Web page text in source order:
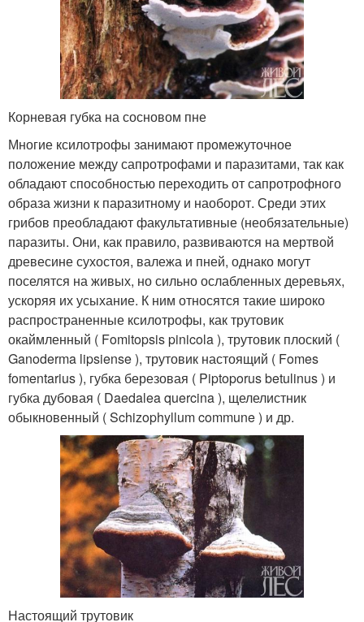
Корневая губка на сосновом пне
Многие ксилотрофы занимают промежуточное
положение между сапротрофами и паразитами, так как
обладают способностью переходить от сапротрофного
образа жизни к паразитному и наоборот. Среди этих
грибов преобладают факультативные (необязательные)
паразиты. Они, как правило, развиваются на мертвой
древесине сухостоя, валежа и пней, однако могут
поселятся на живых, но сильно ослабленных деревьях,
ускоряя их усыхание. К ним относятся такие широко
распространенные ксилотрофы, как трутовик
окаймленный ( Fomitopsis pinicola ), трутовик плоский (
Ganoderma lipsiense ), трутовик настоящий ( Fomes
fomentarius ), губка березовая ( Piptoporus betulinus ) и
губка дубовая ( Daedalea quercina ), щелелистник
обыкновенный ( Schizophyllum commune ) и др.
Настоящий трутовик